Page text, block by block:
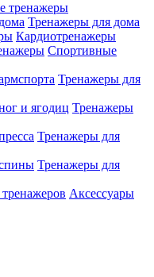
тренажеры
Тренажеры для дома
Кардиотренажеры
Спортивные
Тренажеры для
Тренажеры
Тренажеры для
Тренажеры для
Аксессуары